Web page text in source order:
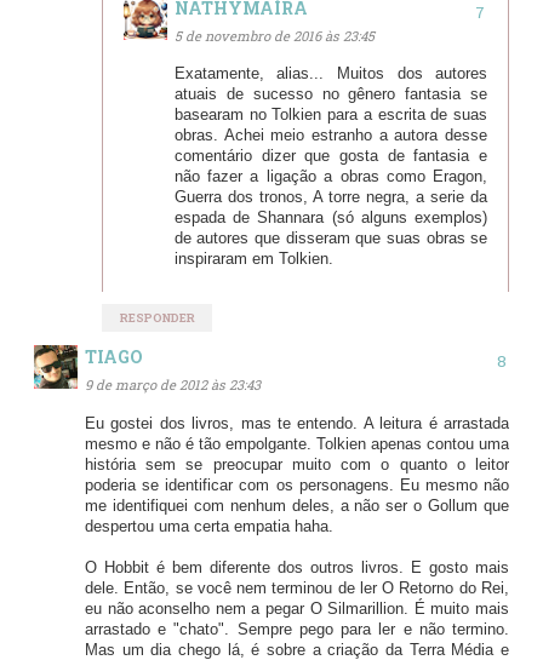
NATHYMAÍRA
5 de novembro de 2016 às 23:45
Exatamente, alias... Muitos dos autores
atuais de sucesso no gênero fantasia se
basearam no Tolkien para a escrita de suas
obras. Achei meio estranho a autora desse
comentário dizer que gosta de fantasia e
não fazer a ligação a obras como Eragon,
Guerra dos tronos, A torre negra, a serie da
espada de Shannara (só alguns exemplos)
de autores que disseram que suas obras se
inspiraram em Tolkien.
RESPONDER
TIAGO
9 de março de 2012 às 23:43
Eu gostei dos livros, mas te entendo. A leitura é arrastada
mesmo e não é tão empolgante. Tolkien apenas contou uma
história sem se preocupar muito com o quanto o leitor
poderia se identificar com os personagens. Eu mesmo não
me identifiquei com nenhum deles, a não ser o Gollum que
despertou uma certa empatia haha.
O Hobbit é bem diferente dos outros livros. E gosto mais
dele. Então, se você nem terminou de ler O Retorno do Rei,
eu não aconselho nem a pegar O Silmarillion. É muito mais
arrastado e "chato". Sempre pego para ler e não termino.
Mas um dia chego lá, é sobre a criação da Terra Média e